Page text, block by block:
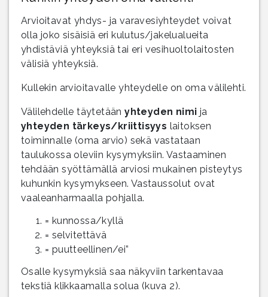
Arvioitavat yhdys- ja varavesiyhteydet voivat
olla joko sisäisiä eri kulutus/jakelualueita
yhdistäviä yhteyksiä tai eri vesihuoltolaitosten
välisiä yhteyksiä.
Kullekin arvioitavalle yhteydelle on oma välilehti.
Välilehdelle täytetäänyhteyden nimi ja
yhteyden tärkeys/kriittisyys laitoksen
toiminnalle (oma arvio) sekä vastataan
taulukossa oleviin kysymyksiin. Vastaaminen
tehdään syöttämällä arviosi mukainen pisteytys
kuhunkin kysymykseen. Vastaussolut ovat
vaaleanharmaalla pohjalla.
= kunnossa/kyllä
= selvitettävä
= puutteellinen/ei”
Osalle kysymyksiä saa näkyviin tarkentavaa
tekstiä klikkaamalla solua (kuva 2).